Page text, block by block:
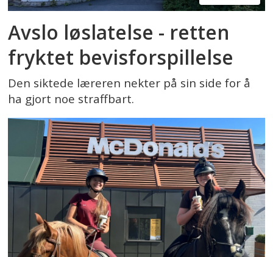
Avslo løslatelse - retten
fryktet bevisforspillelse
Den siktede læreren nekter på sin side for å
ha gjort noe straffbart.